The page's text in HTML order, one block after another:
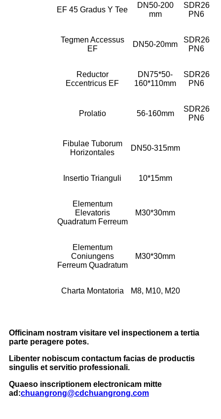
EF 45 Gradus Y Tee
DN50-200
mm
SDR26
PN6
Tegmen Accessus
EF
DN50-20mm
SDR26
PN6
Reductor
Eccentricus EF
DN75*50-
160*110mm
SDR26
PN6
Prolatio 56-160mm
SDR26
PN6
Fibulae Tuborum
Horizontales
DN50-315mm
Insertio Trianguli 10*15mm
Elementum
Elevatoris
Quadratum Ferreum
M30*30mm
Elementum
Coniungens
Ferreum Quadratum
M30*30mm
Charta Montatoria M8, M10, M20
Officinam nostram visitare vel inspectionem a tertia
parte peragere potes.
Libenter nobiscum contactum facias de productis
singulis et servitio professionali.
Quaeso inscriptionem electronicam mitte
ad:chuangrong@cdchuangrong.com